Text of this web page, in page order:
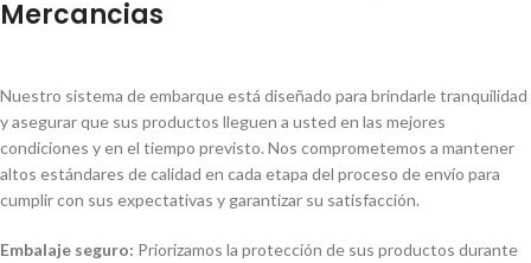
Mercancias
Nuestro sistema de embarque está diseñado para brindarle tranquilidad
y asegurar que sus productos lleguen a usted en las mejores
condiciones y en el tiempo previsto. Nos comprometemos a mantener
altos estándares de calidad en cada etapa del proceso de envío para
cumplir con sus expectativas y garantizar su satisfacción.
Embalaje seguro: Priorizamos la protección de sus productos durante